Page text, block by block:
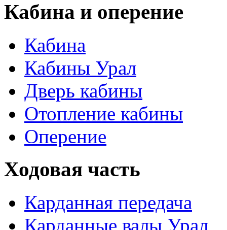
Кабина и оперение
Кабина
Кабины Урал
Дверь кабины
Отопление кабины
Оперение
Ходовая часть
Карданная передача
Карданные валы Урал